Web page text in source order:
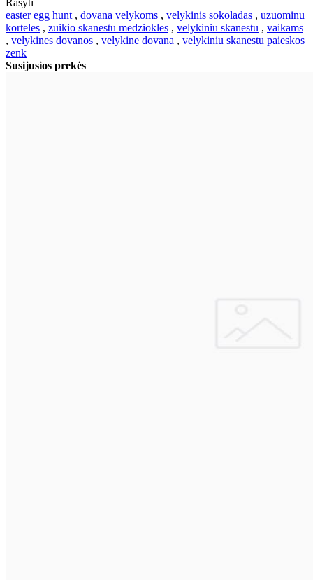
easter egg hunt , dovana velykoms , velykinis sokoladas , uzuominu
korteles , zuikio skanestu medziokles , velykiniu skanestu , vaikams
, velykines dovanos , velykine dovana , velykiniu skanestu paieskos
zenk
Susijusios prekės